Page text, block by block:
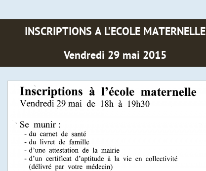
INSCRIPTIONS A L'ECOLE MATERNELLE
Vendredi 29 mai 2015